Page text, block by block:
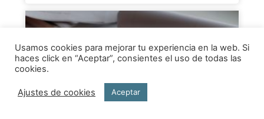
Usamos cookies para mejorar tu experiencia en la web. Si
haces click en “Aceptar”, consientes el uso de todas las
cookies.
Ajustes de cookies Aceptar